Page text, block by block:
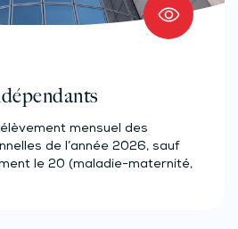
mensuel des
de l’année 2026, sauf
le 20 (maladie-maternité,